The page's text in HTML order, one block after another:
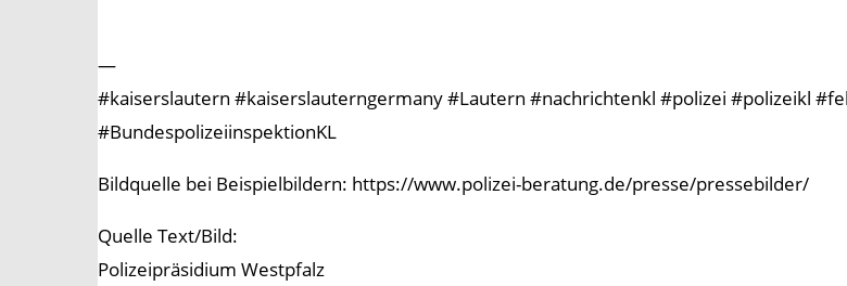
—
#kaiserslautern #kaiserslauterngermany #Lautern #nachrichtenkl #polizei #polizeikl
#BundespolizeiinspektionKL
Bildquelle bei Beispielbildern: https://www.polizei-beratung.de/presse/pressebilder/
Quelle Text/Bild:
Polizeipräsidium Westpfalz